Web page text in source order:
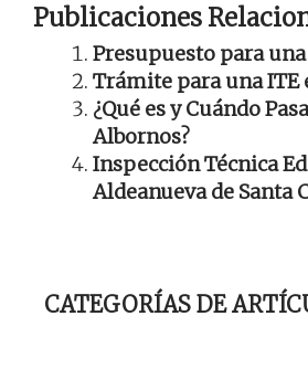
Publicaciones
Presupuesto para
Trámite para una ITE
¿Qué es y Cuándo
Albornos?
Inspección Técnica
Aldeanueva de Santa
CATEGORÍAS DE